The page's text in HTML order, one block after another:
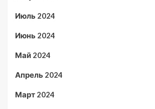
Июль 2024
Июнь 2024
Май 2024
Апрель 2024
Март 2024